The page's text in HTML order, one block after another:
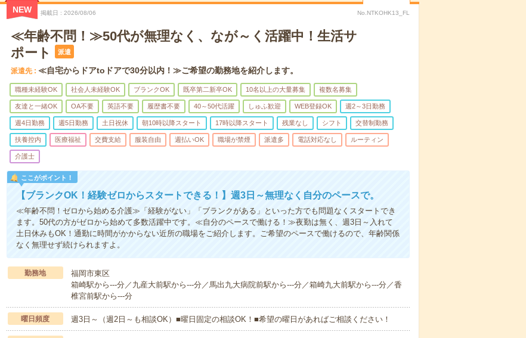
NEW 掲載日 2026/08/06 No.NTKOHK13_FL
≪年齢不問！≫50代が無理なく、なが～く活躍中！生活サ
ポート
派遣
派遣先 ≪自宅からドアtoドアで30分以内！≫ご希望の勤務地を紹介します。
職種未経験OK 社会人未経験OK ブランクOK 既卒第二新卒OK 10名以上の大量募集 複数名募集
友達と一緒OK OA不要 英語不要 履歴書不要 40～50代活躍 しゅふ歓迎 WEB登録OK 週2～3日勤務
週4日勤務 週5日勤務 土日祝休 朝10時以降スタート 17時以降スタート 残業なし シフト 交替制勤務
扶養控内 医療福祉 交費支給 服装自由 週払いOK 職場が禁煙 派遣多 電話対応なし ルーティン
介護士
ここがポイント！
【ブランクOK！経験ゼロからスタートできる！】週3日～無理なく自分のペースで。
≪年齢不問！ゼロから始める介護≫「経験がない」「ブランクがある」といった方でも問題なくスタートでき
ます。50代の方がゼロから始めて多数活躍中です。≪自分のペースで働ける！≫夜勤は無く、週3日～入れて
土日休みもOK！通勤に時間がかからない近所の職場をご紹介します。ご希望のペースで働けるので、年齢関係
なく無理せず続けられますよ。
勤務地
福岡市東区
箱崎駅から---分／九産大前駅から---分／馬出九大病院前駅から---分／箱崎九大前駅から---分／香
椎宮前駅から---分
曜日頻度 週3日～（週2日～も相談OK）■曜日固定の相談OK！■希望の曜日があればご相談ください！